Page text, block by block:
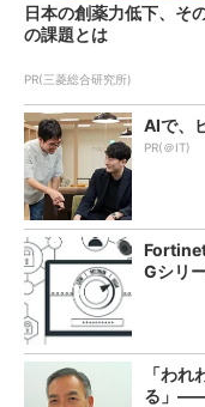
日本の創薬力低下、そ
の課題とは
PR(三菱総合研究所)
AIで、
PR(＠IT)
Gシリ
「わ
る」――